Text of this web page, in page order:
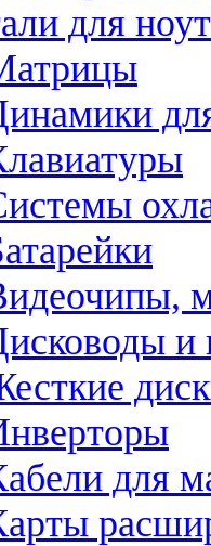
для
и
для